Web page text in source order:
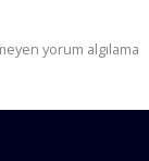
yorum algılama